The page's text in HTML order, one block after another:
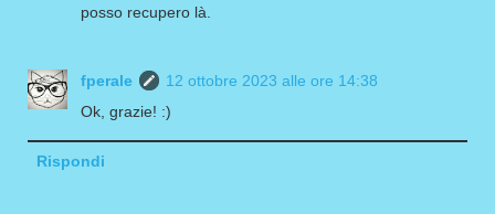
posso recupero là.
fperale
12 ottobre 2023 alle ore 14:38
Ok, grazie! :)
Rispondi